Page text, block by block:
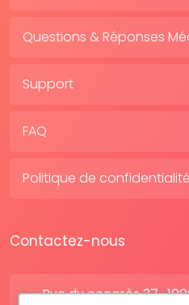
Questions & Réponses
Support
FAQ
Politique de confidentialité
Contactez-nous
Rue du congrès 37 ,